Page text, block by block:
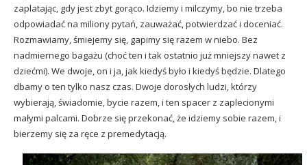
zaplatając, gdy jest zbyt gorąco. Idziemy i milczymy, bo nie trzeba
odpowiadać na miliony pytań, zauważać, potwierdzać i doceniać.
Rozmawiamy, śmiejemy się, gapimy się razem w niebo. Bez
nadmiernego bagażu (choć ten i tak ostatnio już mniejszy nawet z
dziećmi). We dwoje, on i ja, jak kiedyś było i kiedyś będzie. Dlatego
dbamy o ten tylko nasz czas. Dwoje dorosłych ludzi, którzy
wybierają, świadomie, bycie razem, i ten spacer z zaplecionymi
małymi palcami. Dobrze się przekonać, że idziemy sobie razem, i
bierzemy się za ręce z premedytacją.